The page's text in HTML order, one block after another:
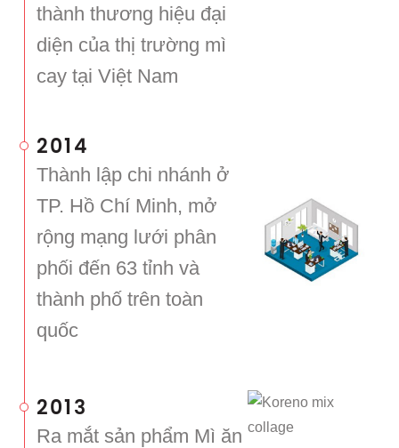
thành thương hiệu đại
diện của thị trường mì
cay tại Việt Nam
2014
Thành lập chi nhánh ở
TP. Hồ Chí Minh, mở
rộng mạng lưới phân
phối đến 63 tỉnh và
thành phố trên toàn
quốc
2013
Ra mắt sản phẩm Mì ăn